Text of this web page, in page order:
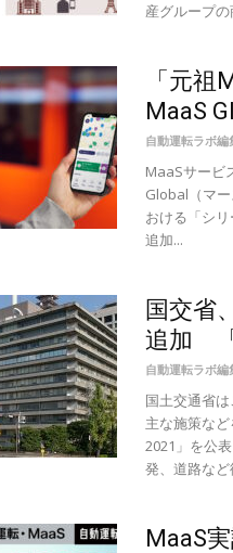
産グループ
「元祖
MaaS
自動運転ラボ編
MaaSサービ
Global（マ
おける「シ
追加...
国交省
追加
自動運転ラボ編
国土交通省
主な施策な
2021」を公
発、道路など
MaaS